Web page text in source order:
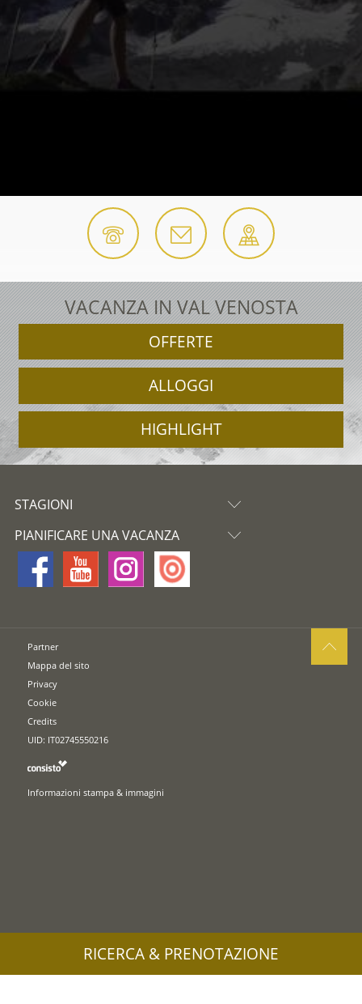
VACANZA IN VAL VENOSTA
OFFERTE
ALLOGGI
HIGHLIGHT
STAGIONI
PIANIFICARE UNA VACANZA
Partner
Mappa del sito
Privacy
Cookie
Credits
UID: IT02745550216
Informazioni stampa & immagini
RICERCA & PRENOTAZIONE